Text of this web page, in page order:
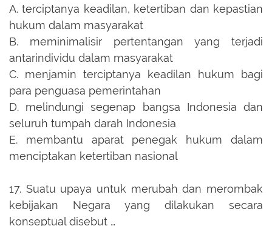
A. terciptanya keadilan, ketertiban dan kepastian
hukum dalam masyarakat
B.
meminimalisir pertentangan yang terjadi
antarindividu dalam masyarakat
C. menjamin terciptanya keadilan hukum bagi
para penguasa pemerintahan
D. melindungi segenap bangsa Indonesia dan
seluruh tumpah darah Indonesia
E.
membantu aparat penegak hukum dalam
menciptakan ketertiban nasional
17. Suatu upaya untuk merubah dan merombak
kebijakan Negara yang dilakukan secara
konseptual disebut …